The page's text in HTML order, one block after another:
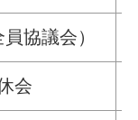
員協議会）
会